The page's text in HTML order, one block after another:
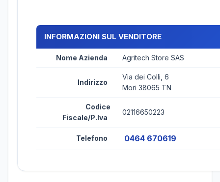
INFORMAZIONI SUL VENDITORE
Nome Azienda Agritech Store SAS
Indirizzo
Via dei Colli, 6
Mori 38065 TN
Codice
Fiscale/P.Iva
02116650223
Telefono 0464 670619